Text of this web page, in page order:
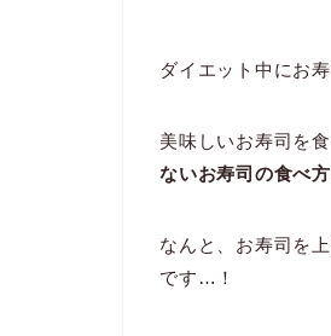
ダイエット中にお
美味しいお寿司を
ないお寿司の食べ
なんと、お寿司を
です…！